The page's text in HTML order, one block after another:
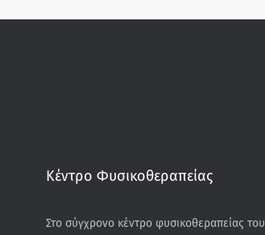
Κέντρο Φυσικοθεραπείας
Στο σύγχρονο κέντρο φυσικοθεραπείας του